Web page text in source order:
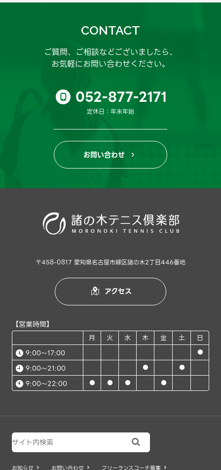
CONTACT
ご質問、ご相談などございましたら、
お気軽にお問い合わせください。
 052-877-2171
定休日：年末年始
お問い合わせ 
〒458-0817 愛知県名古屋市緑区諸の木2丁目446番地
 アクセス
【営業時間】
月 火 水 木 金 土
日
9:00～17:00
●
9:00～21:00 ● ●
9:00～22:00 ● ● ● ●

お知らせ  お問い合わせ  フリーランスコーチ募集 